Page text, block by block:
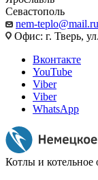
Севастополь
nem-teplo@mail.ru
Офис: г. Тверь,
Вконтакте
YouTube
Viber
Viber
WhatsApp
Котлы и котельное